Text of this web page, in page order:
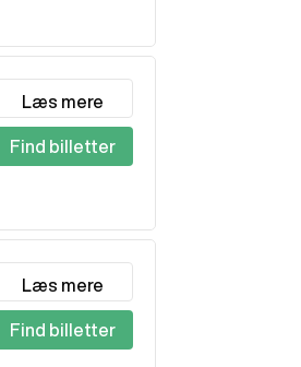
Læs mere
Find billetter
Læs mere
Find billetter